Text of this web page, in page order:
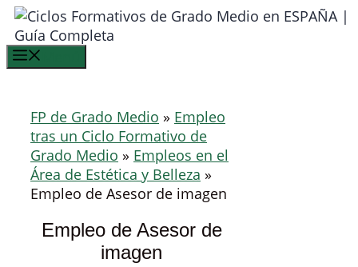
Saltar
al
contenido
FP de Grado Medio » Empleo
tras un Ciclo Formativo de
Grado Medio » Empleos en el
Área de Estética y Belleza »
Empleo de Asesor de imagen
Empleo de Asesor de
imagen